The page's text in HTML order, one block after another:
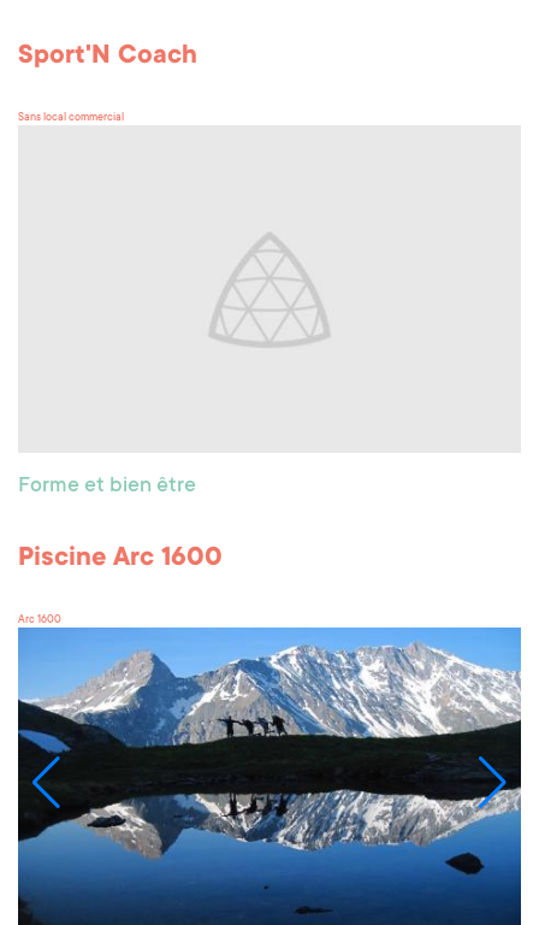
Sport'N Coach
Sans local commercial
Forme et bien être
Piscine Arc 1600
Arc 1600